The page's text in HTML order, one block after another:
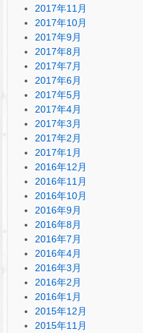
2017年11月
2017年10月
2017年9月
2017年8月
2017年7月
2017年6月
2017年5月
2017年4月
2017年3月
2017年2月
2017年1月
2016年12月
2016年11月
2016年10月
2016年9月
2016年8月
2016年7月
2016年4月
2016年3月
2016年2月
2016年1月
2015年12月
2015年11月